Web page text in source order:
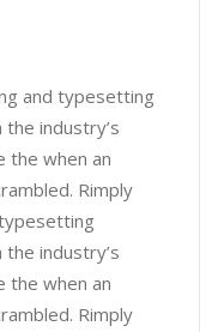
and typesetting
industry’s
the when an
Rimply
industry’s
the when an
Rimply